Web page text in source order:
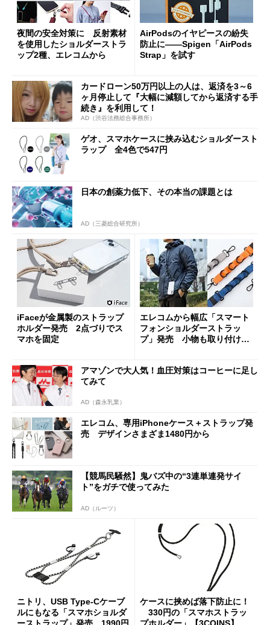
夜間の安全対策に 反射素材
を使用したショルダーストラ
ップ2種、エレコムから
AirPodsのイヤピースの紛失
防止に――Spigen「AirPods
Strap」を試す
カードローン50万円以上の人は、返済を3～6
ヶ月停止して『大幅に減額してから返済する手
続き』を利用して！
AD（渋谷法務総合事務所）
ゲオ、スマホケースに挟み込むショルダースト
ラップ 全4色で547円
日本の創薬力低下、その本当の課題とは
AD（三菱総合研究所）
iFaceが金属製のストラップ
ホルダー発売 2点づりでス
マホを固定
エレコムから幅広「スマート
フォンショルダーストラッ
プ」発売 小物も取り付けら
アマゾンで大人気！血圧対策はコーヒーに足し
てみて
AD（森永乳業）
エレコム、専用iPhoneケース＋ストラップ発
売 デザインさまざま1480円から
【競馬民騒然】鬼バズ中の“3連単連発サイ
ト”をガチで使ってみた
AD（ルーツ）
ニトリ、USB Type-Cケーブ
ルにもなる「スマホショルダ
ケースに挟めば落下防止に！
330円の「スマホストラッ